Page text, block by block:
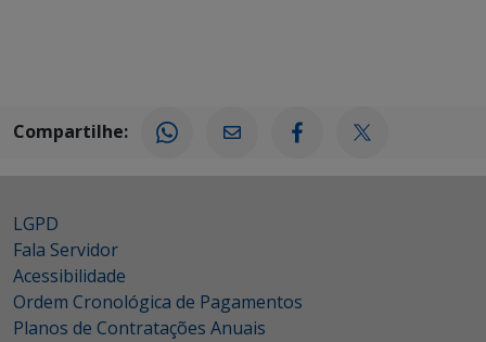
Compartilhe:
LGPD
Fala Servidor
Acessibilidade
Ordem Cronológica de Pagamentos
Planos de Contratações Anuais